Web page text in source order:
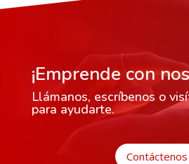
¡Emprende con
Llámanos, escríbenos o
para ayudarte.
Contáctenos